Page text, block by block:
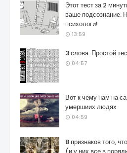
Этот тест за 2
ваше подсознание.
психологи!
13:59
3 слова. Простой
04:57
Вот к чему нам на
умершиих людях
04:59
8 признаков того,